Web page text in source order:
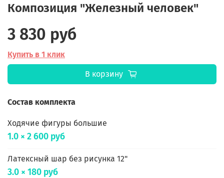
Композиция "Железный человек"
3 830 руб
Купить в 1 клик
В корзину
Состав комплекта
Ходячие фигуры большие
1.0 × 2 600 руб
Латексный шар без рисунка 12"
3.0 × 180 руб